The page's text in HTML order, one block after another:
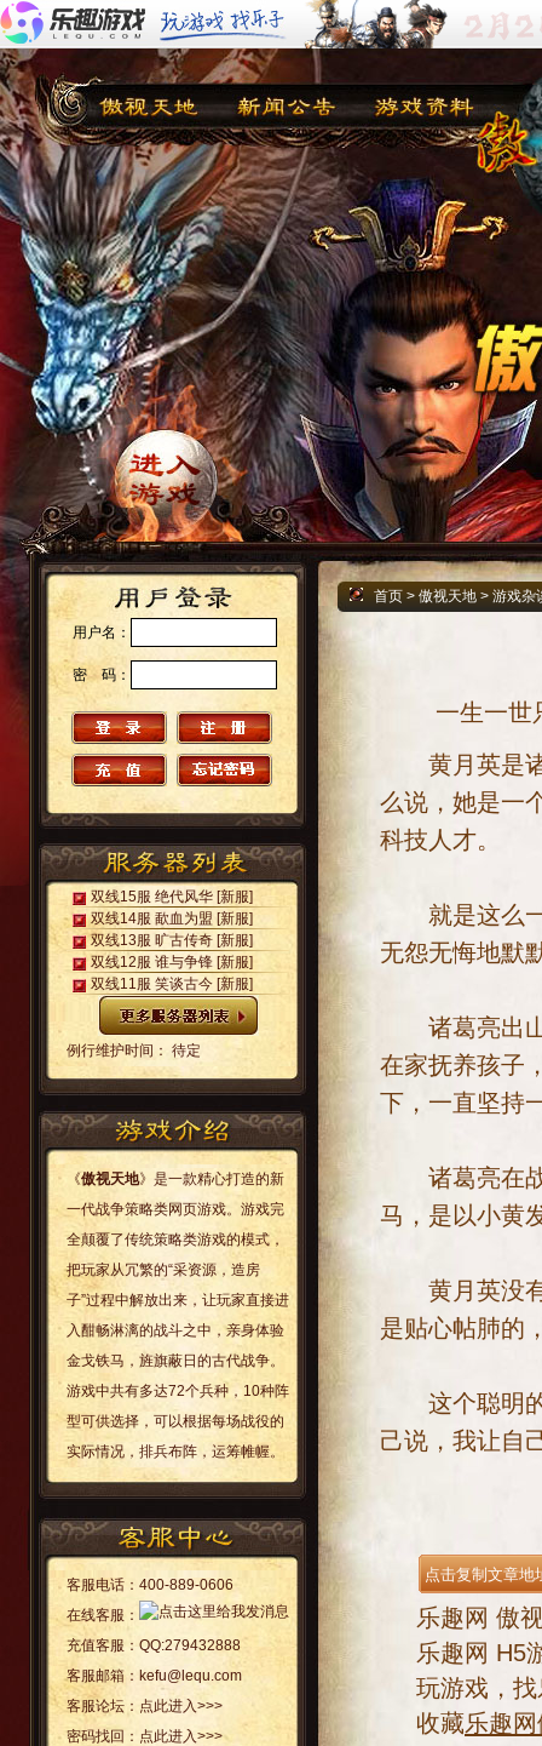
用户名：
密 码：
双线15服 绝代风华 [新服]
双线14服 歃血为盟 [新服]
双线13服 旷古传奇 [新服]
双线12服 谁与争锋 [新服]
双线11服 笑谈古今 [新服]
例行维护时间： 待定
《傲视天地》是一款精心打造的新
一代战争策略类网页游戏。游戏完
全颠覆了传统策略类游戏的模式，
把玩家从冗繁的“采资源，造房
子”过程中解放出来，让玩家直接进
入酣畅淋漓的战斗之中，亲身体验
金戈铁马，旌旗蔽日的古代战争。
游戏中共有多达72个兵种，10种阵
型可供选择，可以根据每场战役的
实际情况，排兵布阵，运筹帷幄。
客服电话： 400-889-0606
在线客服：
充值客服： QQ:279432888
客服邮箱： kefu@lequ.com
客服论坛： 点此进入>>>
密码找回： 点此进入>>>
首页 > 傲视天地 > 游戏杂
一生一世只
黄月英是诸
么说，她是一
科技人才。
就是这么一
无怨无悔地默
诸葛亮出山
在家抚养孩子
下，一直坚持
诸葛亮在战
马，是以小黄
黄月英没有
是贴心帖肺的
这个聪明的
己说，我让自
乐趣网 傲
乐趣网 H5
玩游戏，
收藏乐趣